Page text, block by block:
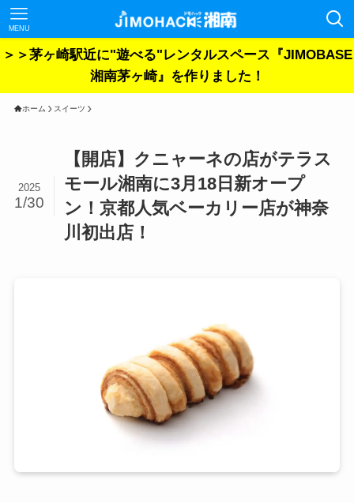
MENU
＞＞茅ヶ崎駅近に"遊べる"レンタルスペース『JIMOBASE
湘南茅ヶ崎』を作りました！
ホーム スイーツ
【開店】クニャーネの店がテラス
モール湘南に3月18日新オープ
ン！京都人気ベーカリー店が神奈
川初出店！
2025
1/30